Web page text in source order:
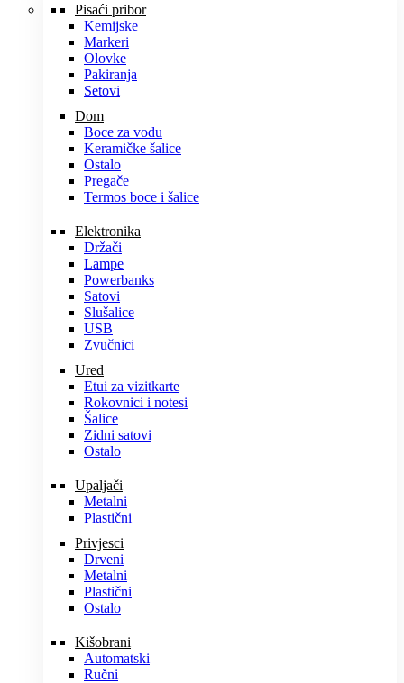
Pisaći pribor
Kemijske
Markeri
Olovke
Pakiranja
Setovi
Dom
Boce za vodu
Keramičke šalice
Ostalo
Pregače
Termos boce i šalice
Elektronika
Držači
Lampe
Powerbanks
Satovi
Slušalice
USB
Zvučnici
Ured
Etui za vizitkarte
Rokovnici i notesi
Šalice
Zidni satovi
Ostalo
Upaljači
Metalni
Plastični
Privjesci
Drveni
Metalni
Plastični
Ostalo
Kišobrani
Automatski
Ručni